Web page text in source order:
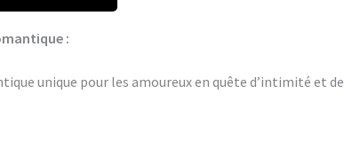
:
unique pour les amoureux en quête d’intimité et de